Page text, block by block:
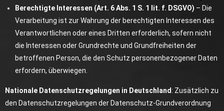
Berechtigte Interessen (Art. 6 Abs. 1 S. 1 lit. f. DSGVO) – Die
Verarbeitung ist zur Wahrung der berechtigten Interessen des
Verantwortlichen oder eines Dritten erforderlich, sofern nicht
die Interessen oder Grundrechte und Grundfreiheiten der
betroffenen Person, die den Schutz personenbezogener Daten
erfordern, überwiegen.
Nationale Datenschutzregelungen in Deutschland: Zusätzlich zu
den Datenschutzregelungen der Datenschutz-Grundverordnung